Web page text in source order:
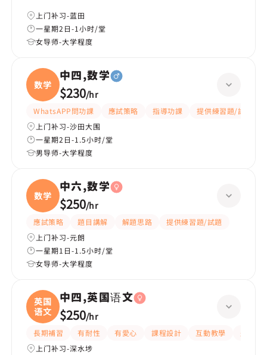
上门补习-蓝田
一星期2日-1小时/堂
女导师-大学程度
数学
中四,数学
$230/hr
WhatsAPP問功課 應試策略 指導功課
提供練習題/試題
上门补习-沙田大围
一星期2日-1.5小时/堂
男导师-大学程度
数学
中六,数学
$250/hr
應試策略 題目講解 解題思路
提供練習題/試題
上门补习-元朗
一星期1日-1.5小时/堂
女导师-大学程度
英国
语文
中四,英国语文
$250/hr
長期補習 有耐性 有愛心 課程設計 互動教學
題目講
上门补习-深水埗